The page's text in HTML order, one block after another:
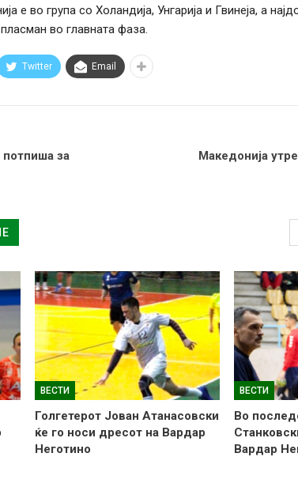
е во група со Холандија, Унгарија и Гвинеја, а
во главната фаза.
Twitter Email
потпиша за
Македонија
ВЕСТИ
Голгетерот Јован Атанасовски
ќе го носи дресот на Вардар
Неготино
ВЕСТИ
Во
Вардар